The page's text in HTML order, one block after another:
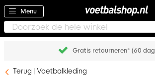
Menu
Gratis retourneren* (60
Terug Voetbalkleding